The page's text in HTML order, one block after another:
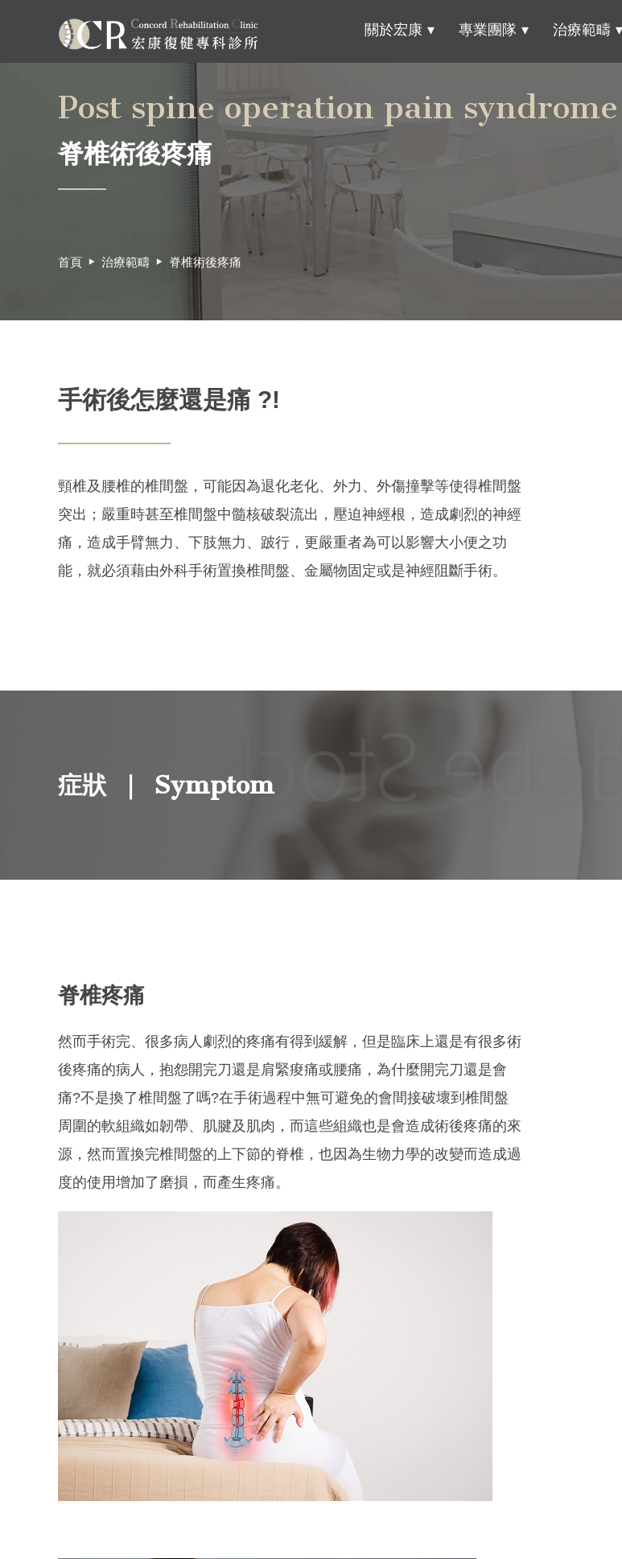
關於宏康 專業團隊 治療範疇
Post spine operation pain syndrome
脊椎術後疼痛
首頁 治療範疇 脊椎術後疼痛
手術後怎麼還是痛 ?!
頸椎及腰椎的椎間盤，可能因為退化老化、外力、外傷撞擊等使得椎間盤
突出；嚴重時甚至椎間盤中髓核破裂流出，壓迫神經根，造成劇烈的神經
痛，造成手臂無力、下肢無力、跛行，更嚴重者為可以影響大小便之功
能，就必須藉由外科手術置換椎間盤、金屬物固定或是神經阻斷手術。
症狀 Symptom
脊椎疼痛
然而手術完、很多病人劇烈的疼痛有得到緩解，但是臨床上還是有很多術
後疼痛的病人，抱怨開完刀還是肩緊痠痛或腰痛，為什麼開完刀還是會
痛?不是換了椎間盤了嗎?在手術過程中無可避免的會間接破壞到椎間盤
周圍的軟組織如韌帶、肌腱及肌肉，而這些組織也是會造成術後疼痛的來
源，然而置換完椎間盤的上下節的脊椎，也因為生物力學的改變而造成過
度的使用增加了磨損，而產生疼痛。